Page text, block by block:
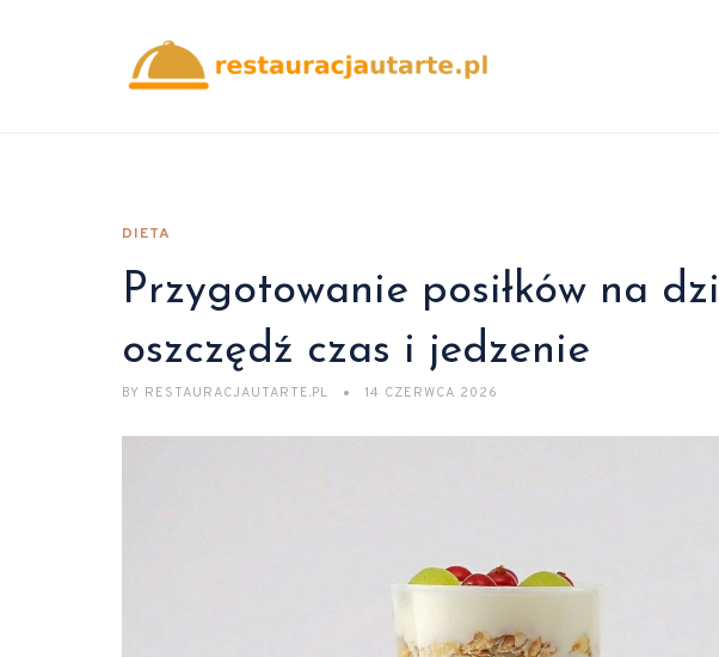
DIETA
Przygotowanie posiłków na
oszczędź czas i jedzenie
BY RESTAURACJAUTARTE.PL 14 CZERWCA 2026